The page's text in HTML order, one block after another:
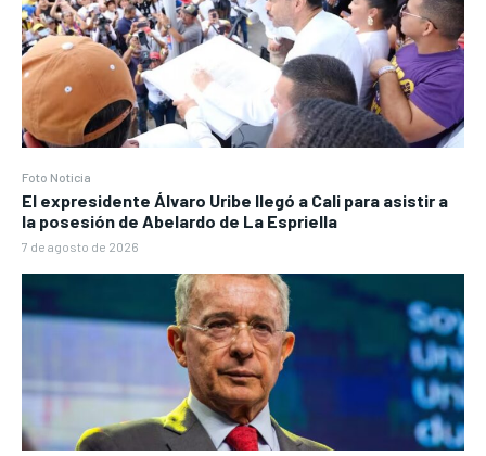
Foto Noticia
El expresidente Álvaro Uribe llegó a Cali para asistir a
la posesión de Abelardo de La Espriella
7 de agosto de 2026